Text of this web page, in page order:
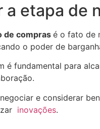
a etapa de
de comprasé o fato de
o poder de
é fundamental para
e considerar
inovações.